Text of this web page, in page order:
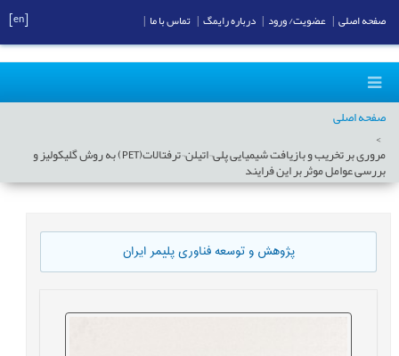
صفحه اصلی
مروری بر تخریب و بازیافت شیمیایی پلی¬اتیلن¬ترفتالات(PET) به روش گلیکولیز و
بررسی عوامل موثر بر این فرایند
پژوهش و توسعه فناوری پلیمر ایران
صفحه اصلی عضویت/ ورود درباره رایمگ تماس با ما